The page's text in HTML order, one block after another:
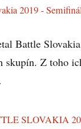
2019 -
Battle
skupín. Z toho
SLOVAKIA